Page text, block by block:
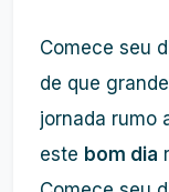
Comece seu
de que
jornada rumo
este bom dia